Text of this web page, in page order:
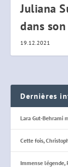
Juliana
dans
19.12.2021
Dernières
Lara Gut-Behrami
Cette fois,
Immense légende,